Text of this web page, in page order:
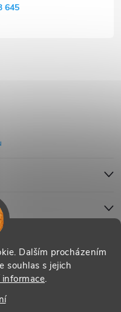
Dalším procházením
souhlas s jejich
informace.
645
práva vyhrazena.